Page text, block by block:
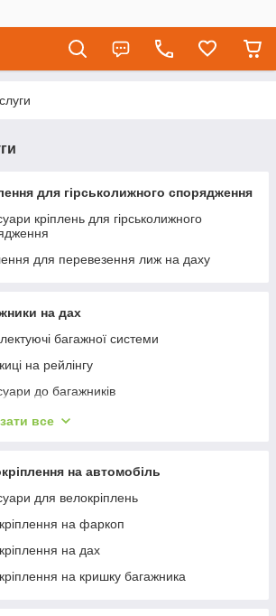
для гірськолижного спорядження
кріплень для гірськолижного
для перевезення лиж на даху
на дах
багажної системи
на рейлінгу
до багажників
в штатне місце
на інтегровані рейлінги
на водості
все
на автомобіль
для велокріплень
на фаркоп
на дах
на кришку багажника